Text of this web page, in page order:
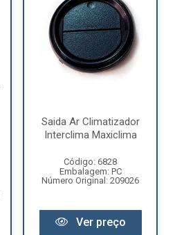
Saida Ar Climatizador
Interclima Maxiclima
Código: 6828
Embalagem: PC
Número Original: 209026
Ver preço